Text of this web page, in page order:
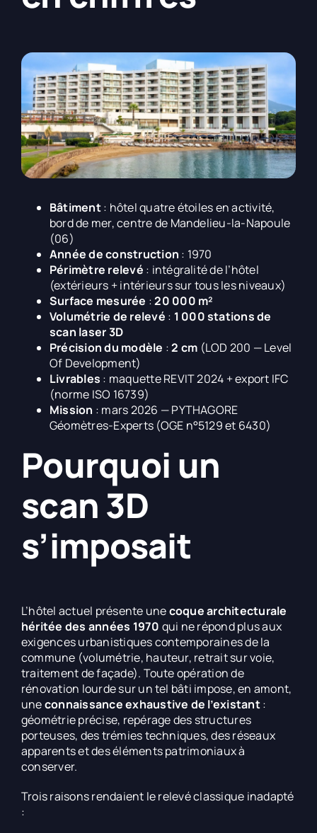
Bâtiment: hôtel quatre étoiles en activité,
bord de mer, centre de Mandelieu-la-Napoule
(06)
Année de construction : 1970
Périmètre relevé : intégralité de l’hôtel
(extérieurs + intérieurs sur tous les niveaux)
Surface mesurée :20 000 m²
Volumétrie de relevé : 1 000 stations de
scan laser 3D
Précision du modèle :2 cm (LOD 200 — Level
Of Development)
Livrables : maquette REVIT 2024 + export IFC
(norme ISO 16739)
Mission : mars 2026 — PYTHAGORE
Géomètres-Experts (OGE n°5129 et 6430)
Pourquoi un
scan 3D
s’imposait
L’hôtel actuel présente unecoque architecturale
héritée des années 1970 qui ne répond plus aux
exigences urbanistiques contemporaines de la
commune (volumétrie, hauteur, retrait sur voie,
traitement de façade). Toute opération de
rénovation lourde sur un tel bâti impose, en amont,
uneconnaissance exhaustive de l’existant:
géométrie précise, repérage des structures
porteuses, des trémies techniques, des réseaux
apparents et des éléments patrimoniaux à
conserver.
Trois raisons rendaient le relevé classique inadapté
: